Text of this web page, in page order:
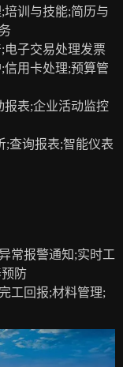
培训与技能;简历与
电子交易处理发票
信用卡处理;预算管
报表;企业活动监控
;查询报表;智能仪表
常报警通知;实时工
防
工回报;材料管理;